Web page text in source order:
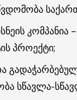
კომპანია
პროექტი;
სწავლა-